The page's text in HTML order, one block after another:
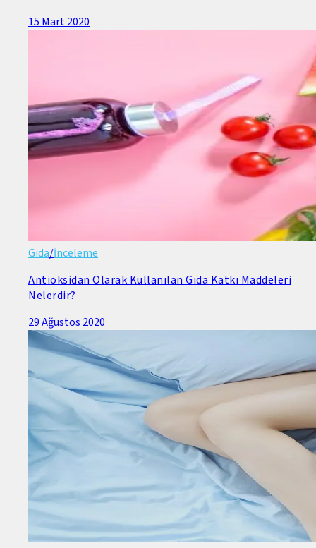
15 Mart 2020
Gıda/İnceleme
Antioksidan Olarak Kullanılan Gıda Katkı Maddeleri
Nelerdir?
29 Ağustos 2020